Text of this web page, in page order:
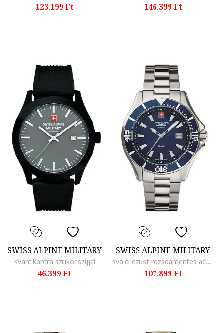
123.199 Ft 146.399 Ft
SWISS ALPINE MILITARY
Kvarc karóra szilikonszíjjal
46.399 Ft
SWISS ALPINE MILITARY
svajci ezust rozsdamentes acel karora - 46764, Tengerészkék
107.899 Ft